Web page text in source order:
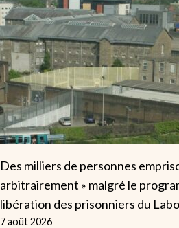
Des milliers de personnes
arbitrairement » malgré le
libération des prisonniers du
7 août 2026